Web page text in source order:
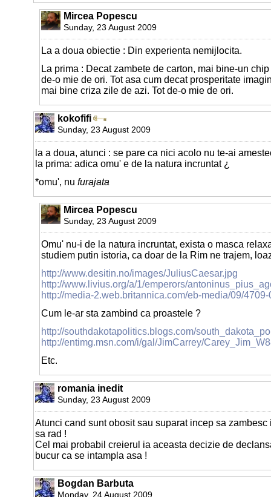
Mircea Popescu
Sunday, 23 August 2009
La a doua obiectie : Din experienta nemijlocita.
La prima : Decat zambete de carton, mai bine-un
de-o mie de ori. Tot asa cum decat prosperitate
mai bine criza zile de azi. Tot de-o mie de ori.
kokofifi
Sunday, 23 August 2009
la a doua, atunci : se pare ca nici acolo nu te-ai
la prima: adica omu' e de la natura incruntat ¿
*omu', nu furajata
Mircea Popescu
Sunday, 23 August 2009
Omu' nu-i de la natura incruntat, exista o masca
studiem putin istoria, ca doar de la Rim ne trajem,
http://www.desitin.no/images/JuliusCaesar.jpg
http://www.livius.org/a/1/emperors/
http://media-2.web.britannica.com/eb-media/09/
Cum le-ar sta zambind ca proastele ?
http://southdakotapolitics.blogs.com/
http://entimg.msn.com/i/gal/JimCarrey/
Etc.
romania inedit
Sunday, 23 August 2009
Atunci cand sunt obosit sau suparat incep sa
sa rad !
Cel mai probabil creierul ia aceasta decizie de
bucur ca se intampla asa !
Bogdan Barbuta
Monday, 24 August 2009